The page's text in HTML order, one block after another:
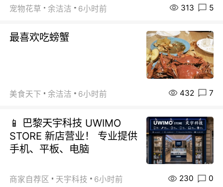
宠物花草 余洁洁 6小时前 313 5
最喜欢吃螃蟹
美食天下 余洁洁 6小时前 432 7
📱 巴黎天宇科技 UWIMO
STORE 新店营业！ 专业提供
手机、平板、电脑
商家自荐区 天宇科技 6小时前 230 0